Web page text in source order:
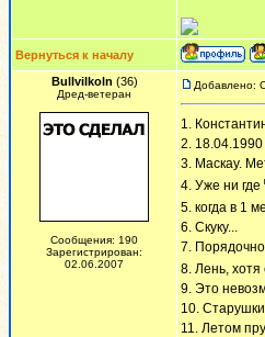
Вернуться к началу
Bullvilkoln (36)
Дред-ветеран
Сообщения: 190
Зарегистрирован:
02.06.2007
Добавлено:
1.
2.
3. Маскау.
4. Уже ни где
5. когда в 1
6. Скуку...
7.
8. Лень,
9. Это
10.
11. Летом